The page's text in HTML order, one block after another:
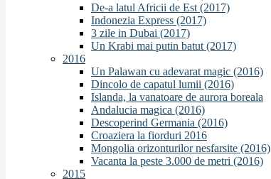
De-a latul Africii de Est (2017)
Indonezia Express (2017)
3 zile in Dubai (2017)
Un Krabi mai putin batut (2017)
2016
Un Palawan cu adevarat magic (2016)
Dincolo de capatul lumii (2016)
Islanda, la vanatoare de aurora boreala
Andalucia magica (2016)
Descoperind Germania (2016)
Croaziera la fiorduri 2016
Mongolia orizonturilor nesfarsite (2016)
Vacanta la peste 3.000 de metri (2016)
2015